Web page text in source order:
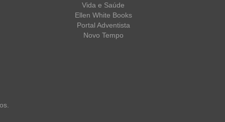
Vida e Saúde
Ellen White Books
Portal Adventista
Novo Tempo